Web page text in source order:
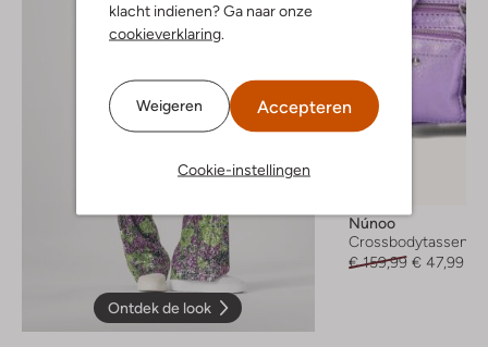
klacht indienen? Ga naar onze
cookieverklaring
Weigeren Accepteren
Cookie-instellingen
Ontdek de look
Núnoo
Crossbodytassen
€ 159,99 € 47,99